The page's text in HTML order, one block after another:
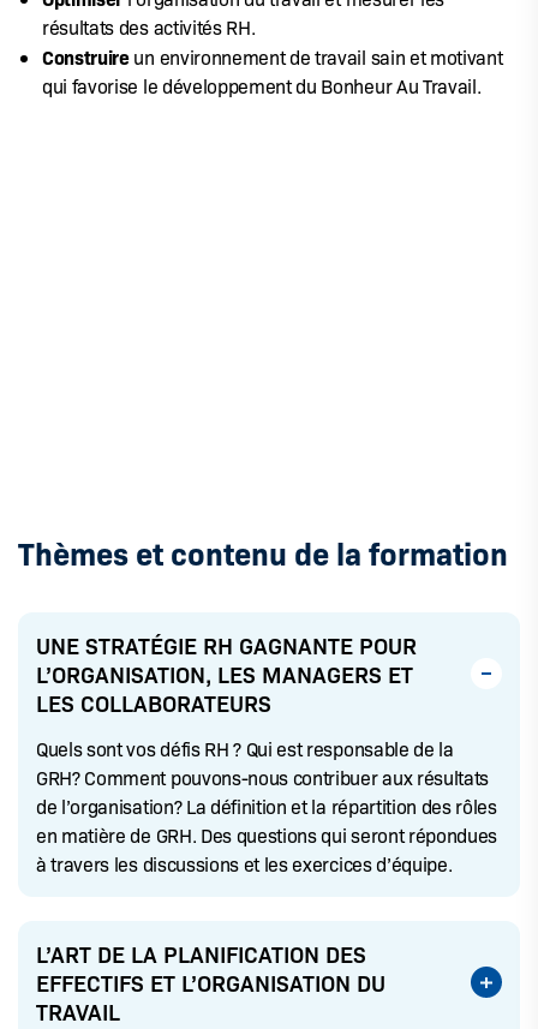
résultats des activités RH.
Construireun environnement de travail sain et motivant
qui favorise le développement du Bonheur Au Travail.
Thèmes et contenu de la formation
UNE STRATÉGIE RH GAGNANTE POUR
L’ORGANISATION, LES MANAGERS ET
LES COLLABORATEURS
Quels sont vos défis RH ? Qui est responsable de la
GRH? Comment pouvons-nous contribuer aux résultats
de l’organisation? La définition et la répartition des rôles
en matière de GRH. Des questions qui seront répondues
à travers les discussions et les exercices d’équipe.
L’ART DE LA PLANIFICATION DES
EFFECTIFS ET L’ORGANISATION DU
TRAVAIL